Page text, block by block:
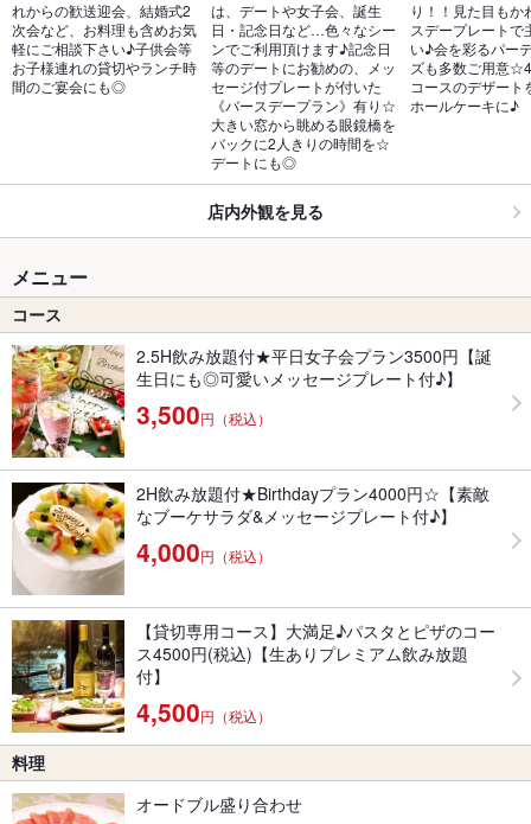
れからの歓送迎会、結婚式2
次会など、お料理も含めお気
軽にご相談下さい♪子供会等
お子様連れの貸切やランチ時
間のご宴会にも◎
は、デートや女子会、誕生
日・記念日など…色々なシー
ンでご利用頂けます♪記念日
等のデートにお勧めの、メッ
セージ付プレートが付いた
《バースデープラン》有り☆
大きい窓から眺める眼鏡橋を
バックに2人きりの時間を☆
デートにも◎
り！！見た目もか
スデープレートで
い♪会を彩るパー
ズも多数ご用意
コースのデザート
ホールケーキに♪
店内外観を見る
メニュー
コース
2.5H飲み放題付★平日女子会プラン3500円【誕
生日にも◎可愛いメッセージプレート付♪】
3,500円（税込）
2H飲み放題付★Birthdayプラン4000円☆【素敵
なブーケサラダ&メッセージプレート付♪】
4,000円（税込）
【貸切専用コース】大満足♪パスタとピザのコー
ス4500円(税込)【生ありプレミアム飲み放題
付】
4,500円（税込）
料理
オードブル盛り合わせ